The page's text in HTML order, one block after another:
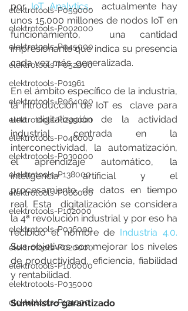
elektrotools-P059000
elektrotools-P002000
elektrotools-P045000
elektrotools-P052000
elektrotools-P01961
elektrotools-P064000
elektrotools-P099000
elektrotools-P046000
elektrotools-P030000
elektrotools-P138000
elektrotools-P066000
elektrotools-P102000
elektrotools-P036000
elektrotools-P020000
elektrotools-P100000
elektrotools-P035000
elektrotools-P131000
por IoT Analytics,  actualmente hay
unos 15.000 millones de nodos IoT en
funcionamiento,  una cantidad
impresionante que indica su presencia
cada vez más  generalizada.
En el ámbito específico de la industria,
la introducción de IoT es  clave para
una digitalización de la actividad
industrial centrada en la
interconectividad, la automatización,
el aprendizaje automático, la
inteligencia artificial y el
procesamiento de datos en tiempo
real. Esta  digitalización se considera
la 4ª revolución industrial y por eso ha
recibido el nombre de Industria 4.0.
Sus objetivos son mejorar los niveles
de productividad, eficiencia, fiabilidad
y rentabilidad.
Suministro garantizado